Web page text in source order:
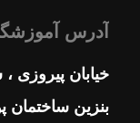
آدرس
خیابان پیروزی
بنزین ساختمان پویا ، پلاک